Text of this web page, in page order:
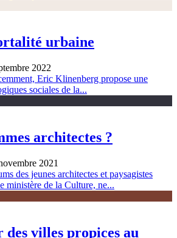
urbaine
2022
Eric Klinenberg propose une
sociales de la...
architectes ?
2021
des jeunes architectes et paysagistes
ministère de la Culture, ne...
villes propices au